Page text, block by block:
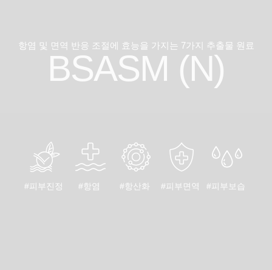
항염 및 면역 반응 조절에 효능을 가지는 7가지 추출물 원료
BSASM (N)
#피부진정 #항염 #항산화 #피부면역 #피부보습